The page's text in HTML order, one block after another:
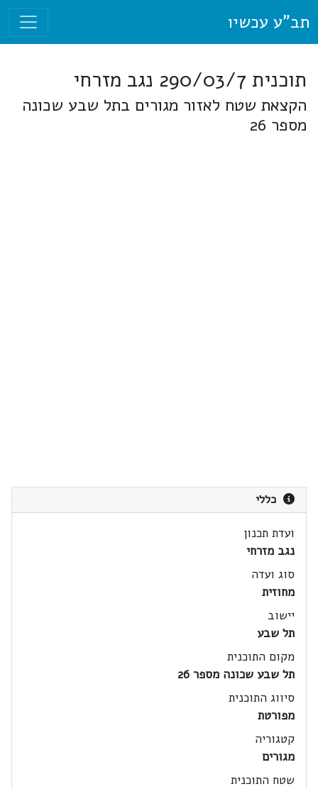
תב"ע עכשיו
תוכנית 290/03/7 נגב מזרחי
הקצאת שטח לאזור מגורים בתל שבע שכונה
מספר 26
כללי
ועדת תכנון
נגב מזרחי
סוג ועדה
מחוזית
יישוב
תל שבע
מקום התוכנית
תל שבע שכונה מספר 26
סיווג התוכנית
מפורטת
קטגוריה
מגורים
שטח התוכנית